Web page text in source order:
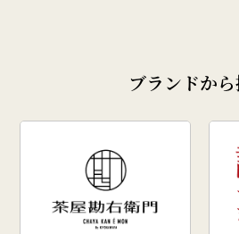
ブランドか